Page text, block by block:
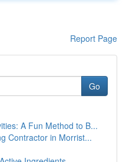
Report Page
Go
A Fun Method to B...
Contractor in Morrist...